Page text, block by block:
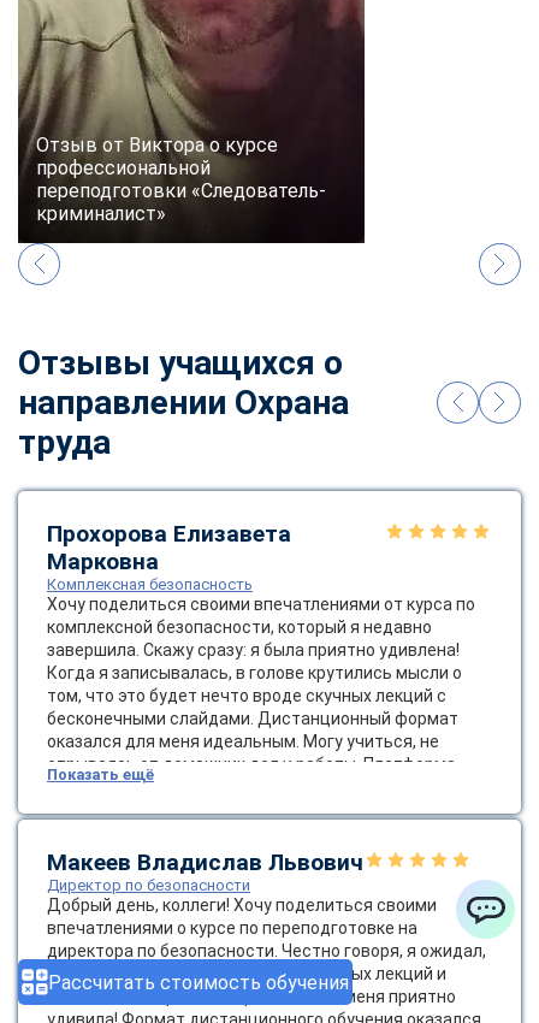
Рассчитать стоимость обучения
Отзыв от Виктора о курсе
профессиональной
переподготовки «Следователь-
криминалист»
Отзывы учащихся о
направлении Охрана
труда
Прохорова Елизавета
Марковна
Комплексная безопасность
Хочу поделиться своими впечатлениями от курса по
комплексной безопасности, который я недавно
завершила. Скажу сразу: я была приятно удивлена!
Когда я записывалась, в голове крутились мысли о
том, что это будет нечто вроде скучных лекций с
бесконечными слайдами. Дистанционный формат
оказался для меня идеальным. Могу учиться, не
отрываясь от домашних дел и работы. Платформа
была очень удобной, а доступ к материалам — легким,
что немаловажно. Темы курса были разнообразными:
управления рисками. Я узнала о современных методах
оценки угроз и о том, как важно создавать культуру
безопасности в компании. Это не просто слова — это
жизненно важно для успешной работы! Диплом
пришел весьма оперативно.
Показать ещё
Макеев Владислав Львович
Директор по безопасности
Добрый день, коллеги! Хочу поделиться своими
впечатлениями о курсе по переподготовке на
директора по безопасности. Честно говоря, я ожидал,
что это будет очередной набор скучных лекций и
бесконечных правил, но реальность меня приятно
удивила! Формат дистанционного обучения оказался
Мессенджеры
Свяжитесь с нами через любой удобный мессенджер!
Telegram
Vkontakte EMail
ChatApp